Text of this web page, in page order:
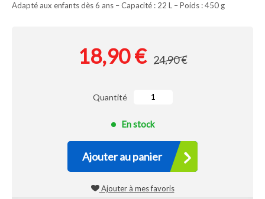
Adapté aux enfants dès 6 ans – Capacité : 22 L – Poids : 450 g
18,90 € 24,90 €
Quantité
En stock
Ajouter au panier
Ajouter à mes favoris